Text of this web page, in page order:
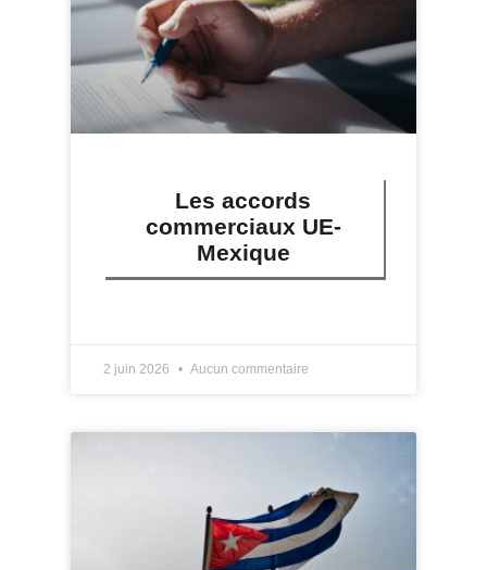
Les accords
commerciaux UE-
Mexique
2 juin 2026 Aucun commentaire